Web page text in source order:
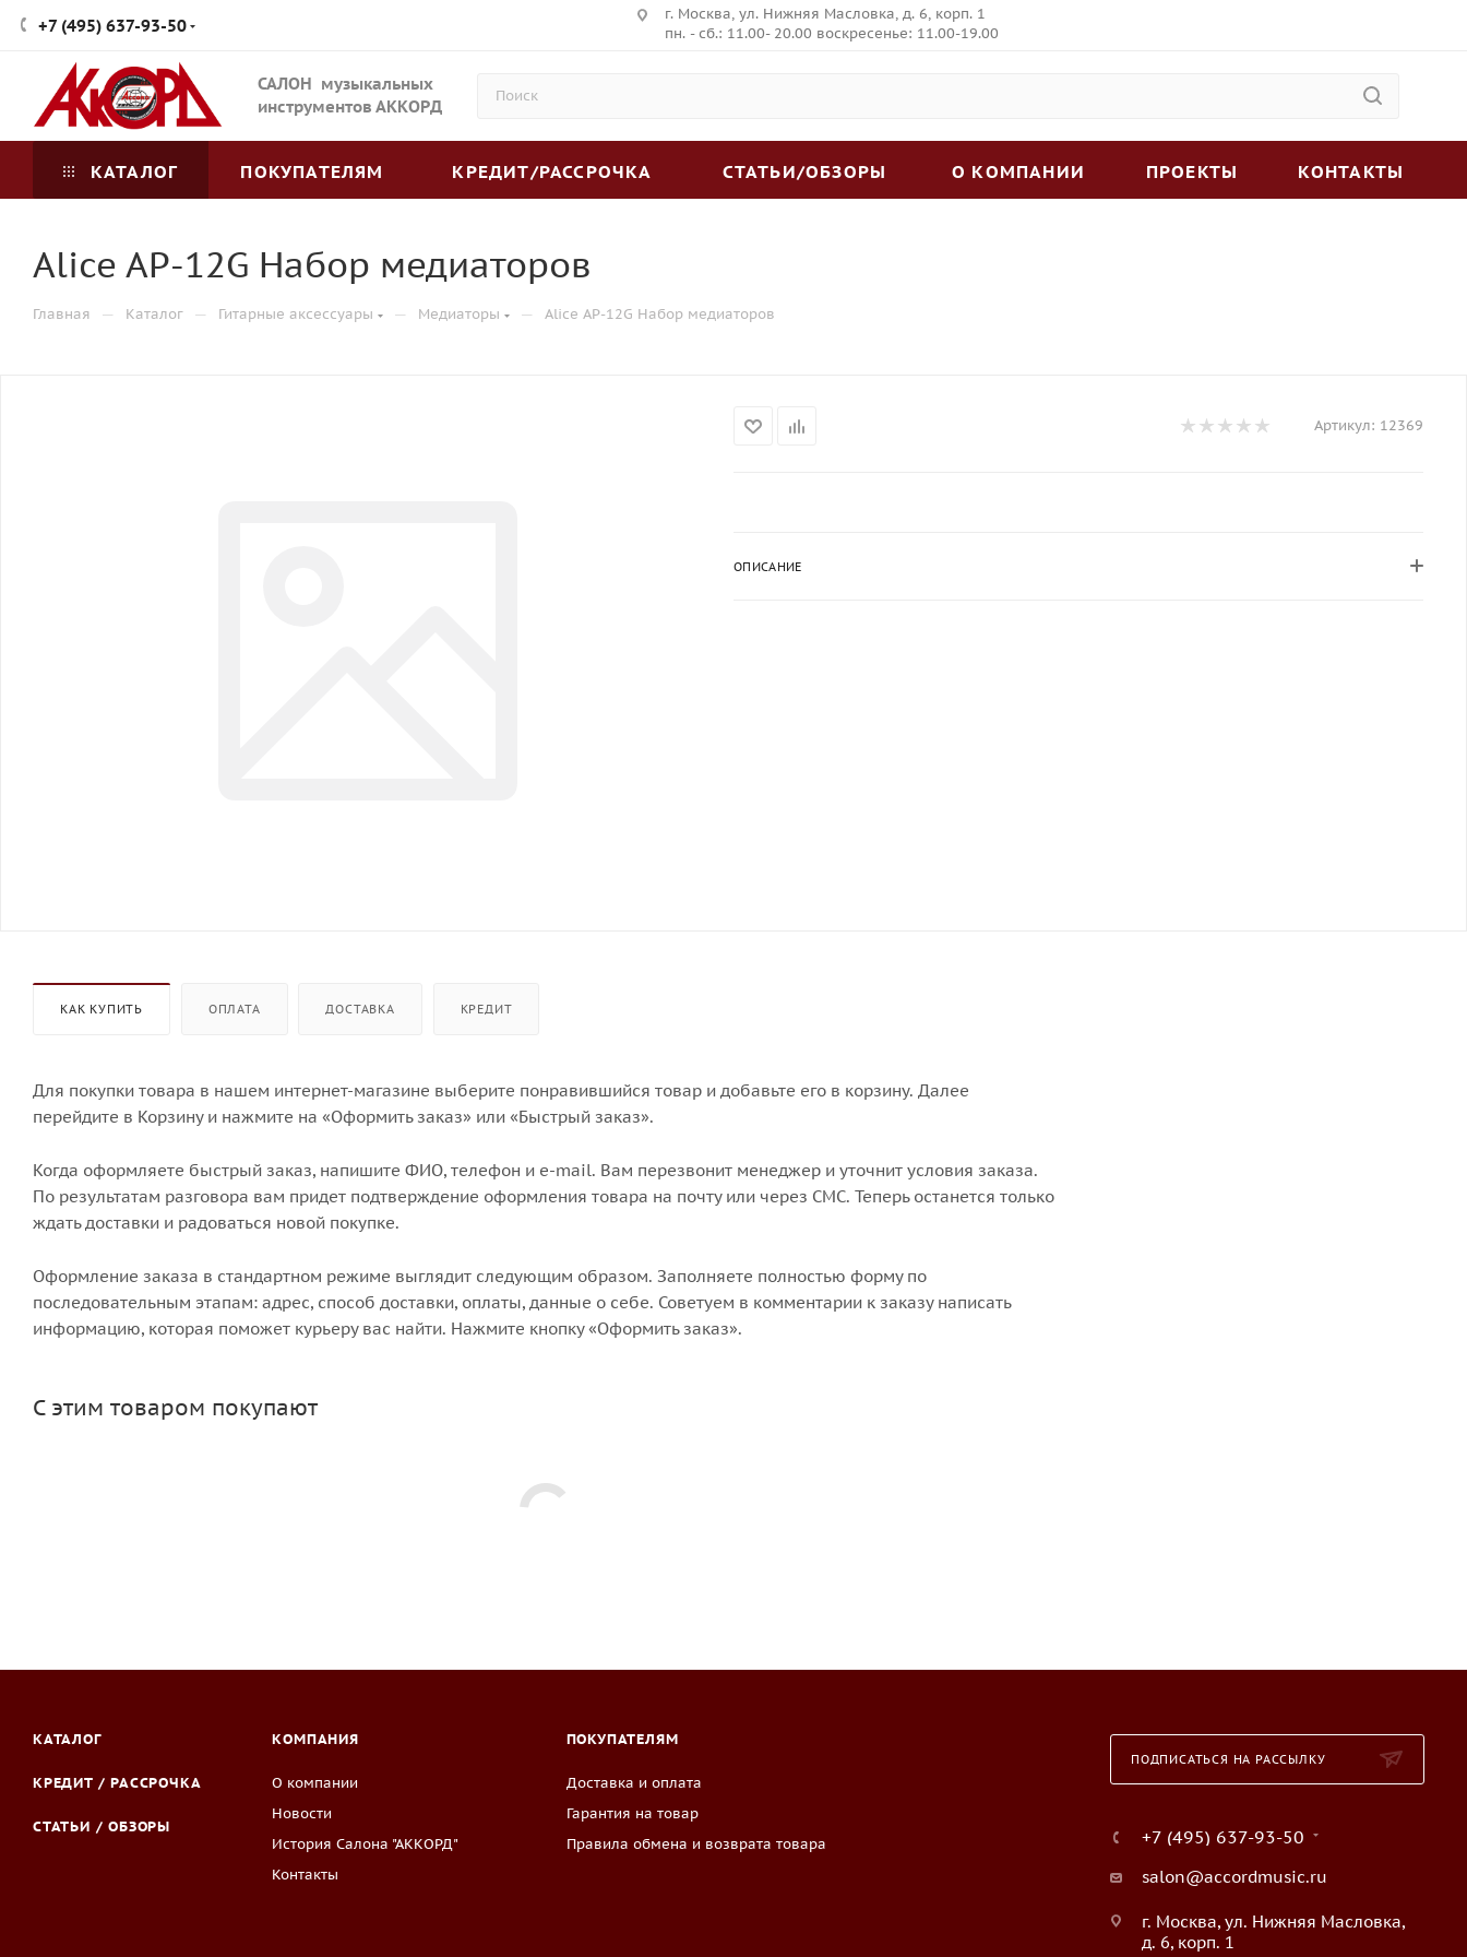
+7 (495) 637-93-50
г. Москва, ул. Нижняя Масловка, д. 6, корп. 1
пн. - сб.: 11.00- 20.00 воскресенье: 11.00-19.00
САЛОН музыкальных
инструментов АККОРД
КАТАЛОГ ПОКУПАТЕЛЯМ КРЕДИТ/РАССРОЧКА СТАТЬИ/ОБЗОРЫ О КОМПАНИИ ПРОЕКТЫ КОНТАКТЫ
Alice AP-12G Набор медиаторов
Главная — Каталог — Гитарные аксессуары — Медиаторы — Alice AP-12G Набор медиаторов
Артикул: 12369
ОПИСАНИЕ
КАК КУПИТЬ ОПЛАТА ДОСТАВКА КРЕДИТ
Для покупки товара в нашем интернет-магазине выберите понравившийся товар и добавьте его в корзину. Далее
перейдите в Корзину и нажмите на «Оформить заказ» или «Быстрый заказ».
Когда оформляете быстрый заказ, напишите ФИО, телефон и e-mail. Вам перезвонит менеджер и уточнит условия заказа.
По результатам разговора вам придет подтверждение оформления товара на почту или через СМС. Теперь останется только
ждать доставки и радоваться новой покупке.
Оформление заказа в стандартном режиме выглядит следующим образом. Заполняете полностью форму по
последовательным этапам: адрес, способ доставки, оплаты, данные о себе. Советуем в комментарии к заказу написать
информацию, которая поможет курьеру вас найти. Нажмите кнопку «Оформить заказ».
С этим товаром покупают
КАТАЛОГ
КРЕДИТ / РАССРОЧКА
СТАТЬИ / ОБЗОРЫ
КОМПАНИЯ
О компании
Новости
История Салона "АККОРД"
Контакты
ПОКУПАТЕЛЯМ
Доставка и оплата
Гарантия на товар
Правила обмена и возврата товара
ПОДПИСАТЬСЯ НА РАССЫЛКУ
+7 (495) 637-93-50
salon@accordmusic.ru
г. Москва, ул. Нижняя Масловка,
д. 6, корп. 1